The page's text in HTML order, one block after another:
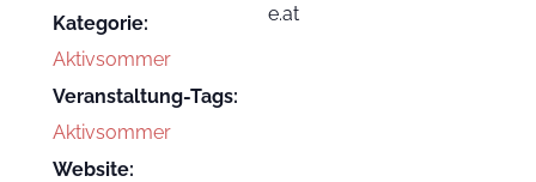
Kategorie:
Aktivsommer
Veranstaltung-Tags:
Aktivsommer
Website:
e.at